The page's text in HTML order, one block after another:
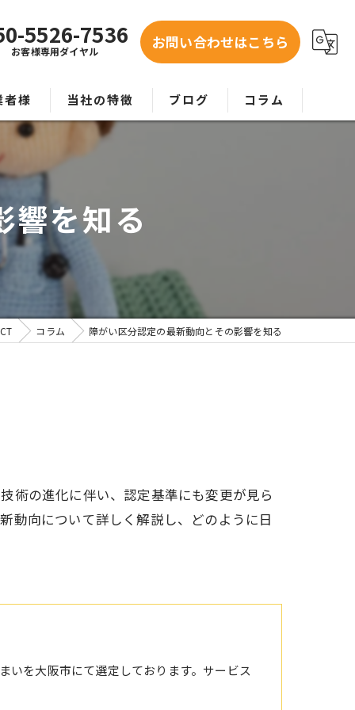
5526-7536
お客様専用ダイヤル お問い合わせはこちら
者様
い合わせ
当社の特徴
紹介
老人ホーム
グループホーム
要介護
ブログ コラム
響を知る
コラム 障がい区分認定の最新動向とその影響を知る
術の進化に伴い、認定基準にも変更が見ら
動向について詳しく解説し、どのように日
いを大阪市にて選定しております。サービス